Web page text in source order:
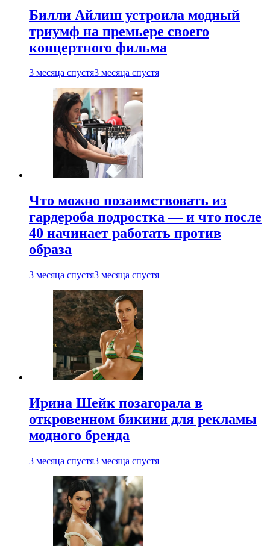
Билли Айлиш устроила модный
триумф на премьере своего
концертного фильма
3 месяца спустя3 месяца спустя
Что можно позаимствовать из
гардероба подростка — и что после
40 начинает работать против
образа
3 месяца спустя3 месяца спустя
Ирина Шейк позагорала в
откровенном бикини для рекламы
модного бренда
3 месяца спустя3 месяца спустя